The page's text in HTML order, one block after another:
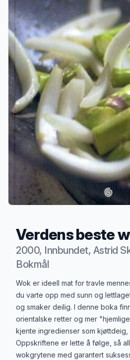
Verdens beste
2000, Innbundet, Astrid
Bokmål
Produktbeskrivelse
Wok er ideell mat for travle
du varte opp med sunn og
og smaker deilig. I denne boka
orientalske retter og mer
kjente ingredienser som kjøttdeig,
Oppskriftene er lette å følge, så
wokgrytene med garantert